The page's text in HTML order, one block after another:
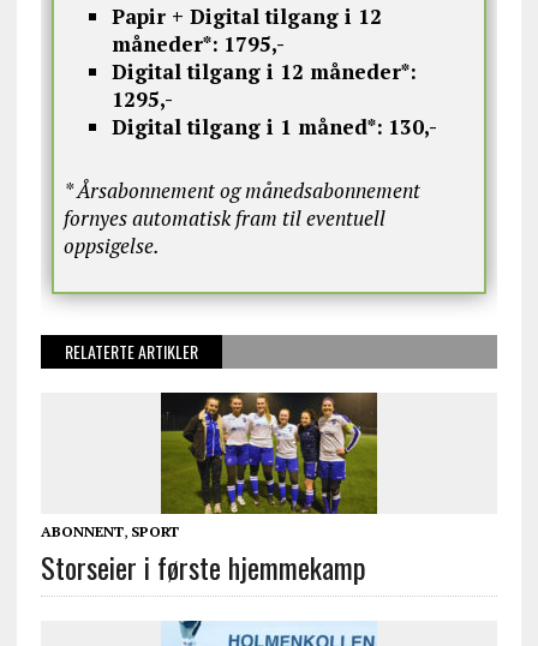
Papir + Digital tilgang i 12
måneder*: 1795,-
Digital tilgang i 12 måneder*:
1295,-
Digital tilgang i 1 måned*: 130,-
* Årsabonnement og månedsabonnement
fornyes automatisk fram til eventuell
oppsigelse.
RELATERTE ARTIKLER
ABONNENT, SPORT
Storseier i første hjemmekamp